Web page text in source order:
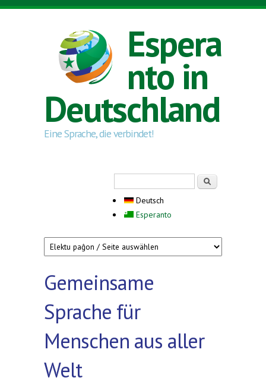
Direkt zum Inhalt
Espera
nto in
Deutschland
Eine Sprache, die verbindet!
Deutsch
Esperanto
Gemeinsame
Sprache für
Menschen aus aller
Welt